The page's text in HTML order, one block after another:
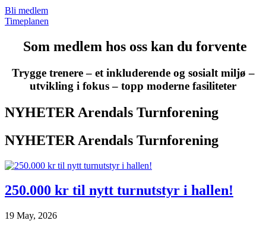
Bli medlem
Timeplanen
Som medlem hos oss kan du forvente
Trygge trenere – et inkluderende og sosialt miljø –
utvikling i fokus – topp moderne fasiliteter
NYHETER Arendals Turnforening
NYHETER Arendals Turnforening
250.000 kr til nytt turnutstyr i hallen!
19 May, 2026